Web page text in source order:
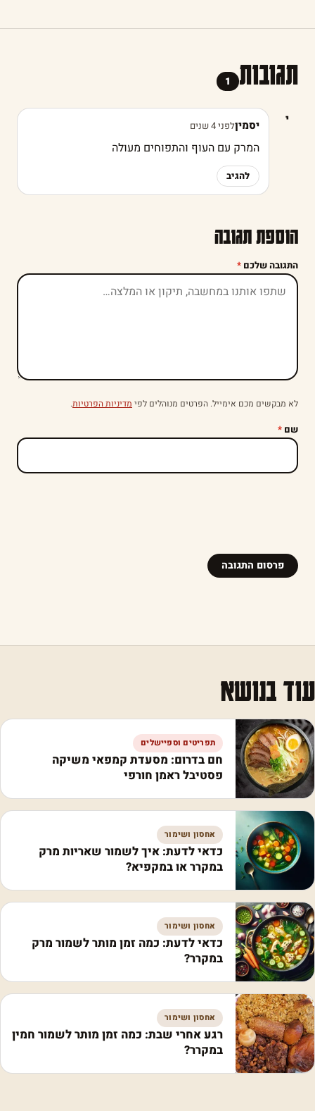
תגובות 1
י יסמיןלפני 4 שנים
המרק עם העוף והתפוחים מעולה
להגיב
הוספת תגובה
התגובה שלכם *
לא מבקשים מכם אימייל. הפרטים מנוהלים לפי מדיניות הפרטיות.
שם *
עוד בנושא
תפריטים וספיישלים
חם בדרום: מסעדת קמפאי משיקה
פסטיבל ראמן חורפי
אחסון ושימור
כדאי לדעת: איך לשמור שאריות מרק
במקרר או במקפיא?
אחסון ושימור
כדאי לדעת: כמה זמן מותר לשמור מרק
במקרר?
אחסון ושימור
רגע אחרי שבת: כמה זמן מותר לשמור חמין
במקרר?